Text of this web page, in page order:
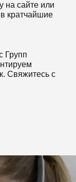
на сайте или
кратчайшие
Групп
Свяжитесь с